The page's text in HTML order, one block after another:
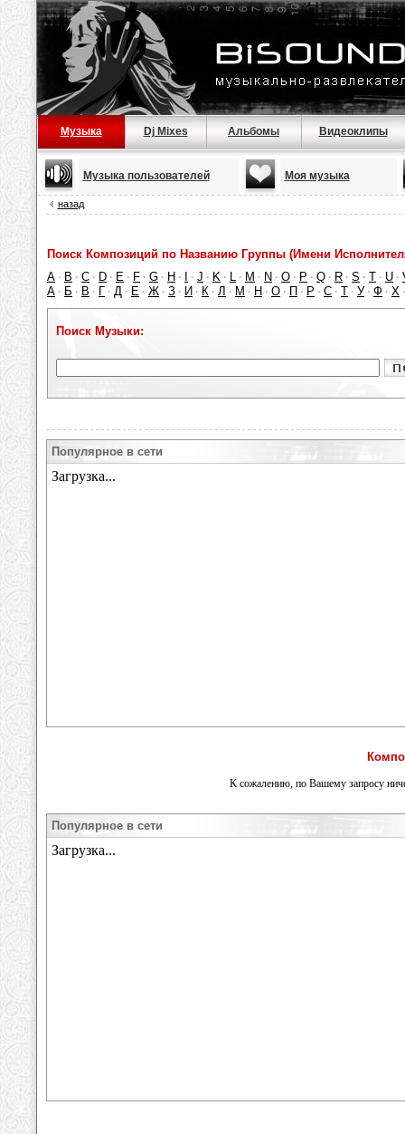
Музыка Dj Mixes Альбомы Видеоклипы
Музыка пользователей Моя музыка
назад
Поиск Композиций по Названию Группы (Имени
A · B · C · D · E · F · G · H · · J · K · L · M · N · O · P · Q · R · S · T · U ·
А · Б · В · Г · Д · Е · Ж · З · И · К · Л · М · Н · О · П · Р · С · Т · У · Ф · Х
Поиск Музыки:
Популярное в сети
К сожалению, по Вашему запросу
Популярное в сети